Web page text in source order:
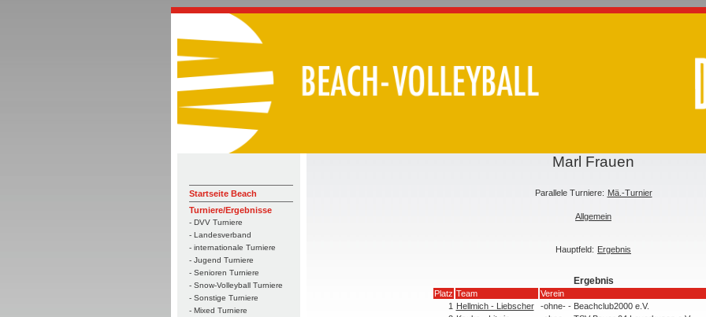
Startseite Beach
Turniere/Ergebnisse
- DVV Turniere
- Landesverband
- internationale Turniere
- Jugend Turniere
- Senioren Turniere
- Snow-Volleyball Turniere
- Sonstige Turniere
- Mixed Turniere
Marl Frauen
Parallele Turniere: Mä.-Turnier
Allgemein
Hauptfeld: Ergebnis
Ergebnis
Platz Team Verein
1 Hellmich - Liebscher -ohne- - Beachclub2000 e.V.